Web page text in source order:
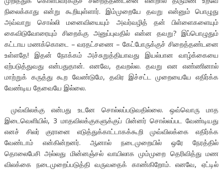
நிலைக்காது என்று கூறியுள்ளார். இம்முறையே தவறு என்னும் பொழுது
அவ்வாறு சொல்லி மனைவியையும் அவர்வழித் தன் பிள்ளைகளையும்
கைவிடுவோரையும் சிறைக்கு அனுப்புவதில் என்ன தவறு? இப்பொழுதும்
கட்டாய மணக்கொடை – வரதட்சணை – கேட்போருக்குச் சிறைத்தண்டனை
உள்ளதே! இதன் நோக்கம் அச்சுறுத்தியாவது இயல்பான வாழ்க்கையை
ஏற்படுத்துவது என்பதுதான். எனவே, தவறல்ல. தவறு என எண்ணினால்
மாற்றுக் கருத்து கூற வேண்டுமே, தவிர இச்சட்ட முறையையே எதிர்க்க
வேண்டிய தேவையே இல்லை.
முவ்விலக்கு என்பது உடனே சொல்லப்படுவதில்லை. ஒவ்வொரு மாத
இடைவெளியில், 3 மாதவிலக்குகளுக்குப் பின்னர் சொல்லப்பட வேண்டியது
எனச் சிலர் குரானை எடுத்துக்காட்டாகக்கூறி முவ்விலக்கை எதிர்க்க
வேண்டாம் என்கின்றனர். ஆனால் நடைமுறையில் ஒரே நேரத்தில்
தொலைபேசி அல்லது மின்னஞ்சல் வாயிலாக மும்முறை தெரிவித்து மண
விலக்கை நடைமுறைப்படுத்தி வருவதைக் காண்கிறோம். எனவே, ஏட்டில்